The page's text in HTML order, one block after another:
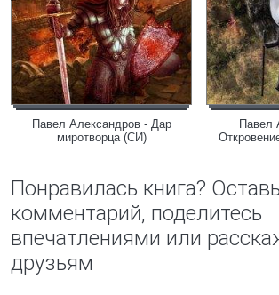
Павел Александров - Дар
миротворца (СИ)
Павел
Понравилась книга?
комментарий, поделитесь
впечатлениями или
друзьям